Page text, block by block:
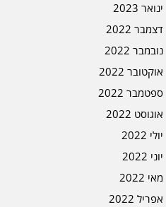
ינואר 2023
דצמבר 2022
נובמבר 2022
אוקטובר 2022
ספטמבר 2022
אוגוסט 2022
יולי 2022
יוני 2022
מאי 2022
אפריל 2022